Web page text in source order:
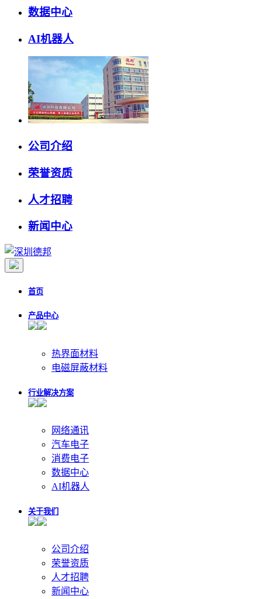
数据中心
AI机器人
公司介绍
荣誉资质
人才招聘
新闻中心
首页
产品中心
热界面材料
电磁屏蔽材料
行业解决方案
网络通讯
汽车电子
消费电子
数据中心
AI机器人
关于我们
公司介绍
荣誉资质
人才招聘
新闻中心